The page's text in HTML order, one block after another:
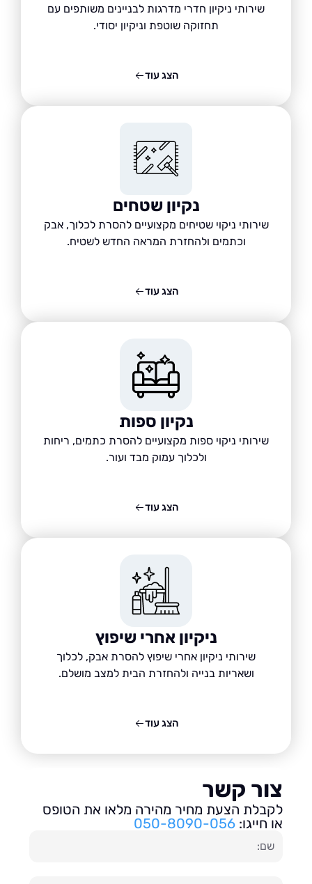
שירותי ניקיון חדרי מדרגות לבניינים משותפים עם
תחזוקה שוטפת וניקיון יסודי.
נקיון שטחים
שירותי ניקוי שטיחים מקצועיים להסרת לכלוך, אבק
וכתמים ולהחזרת המראה החדש לשטיח.
נקיון ספות
שירותי ניקוי ספות מקצועיים להסרת כתמים, ריחות
ולכלוך עמוק מבד ועור.
ניקיון אחרי שיפוץ
שירותי ניקיון אחרי שיפוץ להסרת אבק, לכלוך
ושאריות בנייה ולהחזרת הבית למצב מושלם.
קשר
הצעת מחיר מהירה מלאו את הטופס
חייגו:050-8090-056